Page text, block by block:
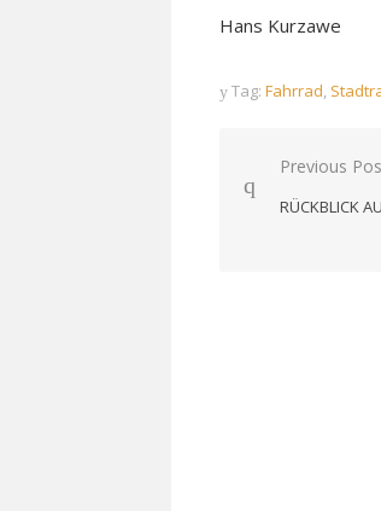
Hans Kurzawe
Tag: Fahrrad,
Previous
RÜCKBLICK